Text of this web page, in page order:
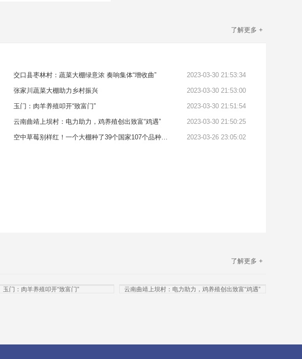
了解更多 +
交口县枣林村：蔬菜大棚绿意浓 奏响集体“增收曲” 2023-03-30 21:53:34
张家川蔬菜大棚助力乡村振兴 2023-03-30 21:53:00
玉门：肉羊养殖叩开“致富门” 2023-03-30 21:51:54
云南曲靖上坝村：电力助力，鸡养殖创出致富“鸡遇” 2023-03-30 21:50:25
空中草莓别样红！一个大棚种了39个国家107个品种的草莓，三年采果30茬 2023-03-26 23:05:02
了解更多 +
玉门：肉羊养殖叩开“致富门”
云南曲靖上坝村：电力助力，鸡养殖创出致富“鸡遇”